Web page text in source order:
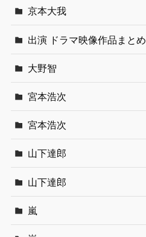
京本大我
出演 ドラマ映像作品まとめ
大野智
宮本浩次
宮本浩次
山下達郎
山下達郎
嵐